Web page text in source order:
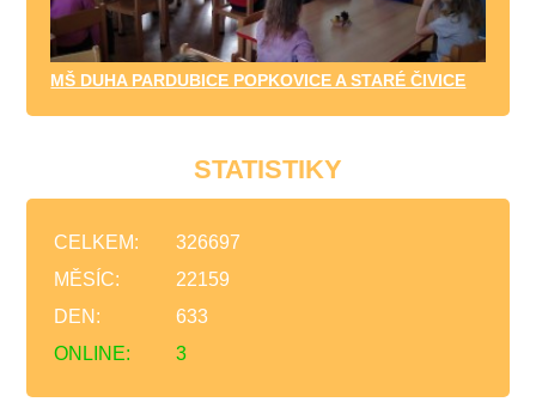
MŠ DUHA PARDUBICE POPKOVICE A STARÉ ČIVICE
STATISTIKY
ONLINE: 3
CELKEM:
326697
MĚSÍC:
22159
DEN:
633